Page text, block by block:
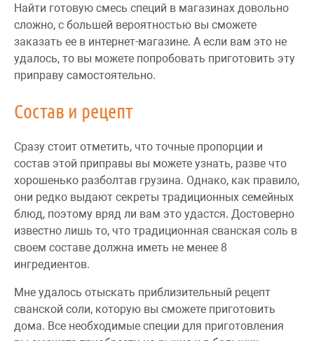
Найти готовую смесь специй в магазинах довольно
сложно, с большей вероятностью вы сможете
заказать ее в интернет-магазине. А если вам это не
удалось, то вы можете попробовать приготовить эту
приправу самостоятельно.
Состав и рецепт
Сразу стоит отметить, что точные пропорции и
состав этой приправы вы можете узнать, разве что
хорошенько разболтав грузина. Однако, как правило,
они редко выдают секреты традиционных семейных
блюд, поэтому вряд ли вам это удастся. Достоверно
известно лишь то, что традиционная сванская соль в
своем составе должна иметь не менее 8
ингредиентов.
Мне удалось отыскать приблизительный рецепт
сванской соли, которую вы сможете приготовить
дома. Все необходимые специи для приготовления